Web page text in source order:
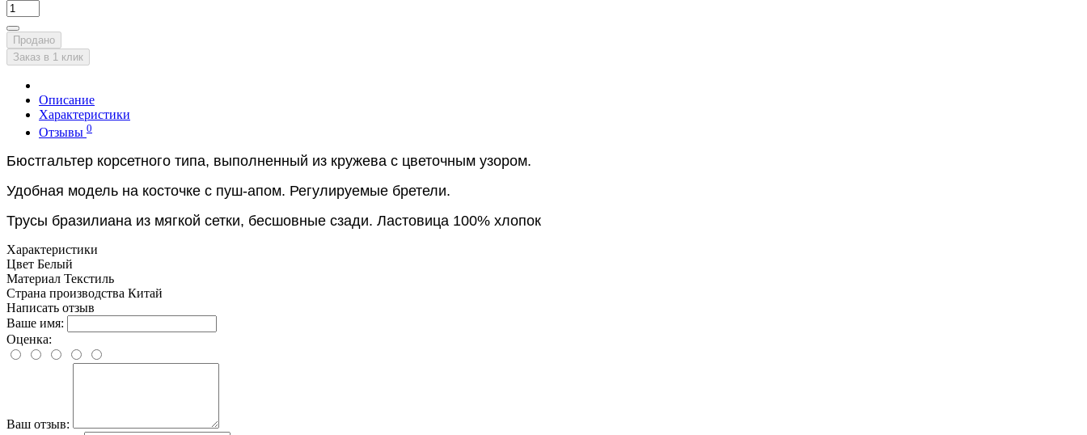
Продано
Заказ в 1 клик
Описание
Характеристики
Отзывы 0
Бюстгальтер корсетного типа, выполненный из кружева с цветочным узором.
Удобная модель на косточке с пуш-апом. Регулируемые бретели.
Трусы бразилиана из мягкой сетки, бесшовные сзади. Ластовица 100% хлопок
Характеристики
Цвет Белый
Материал Текстиль
Страна производства Китай
Написать отзыв
Ваше имя:
Оценка:
Ваш отзыв: